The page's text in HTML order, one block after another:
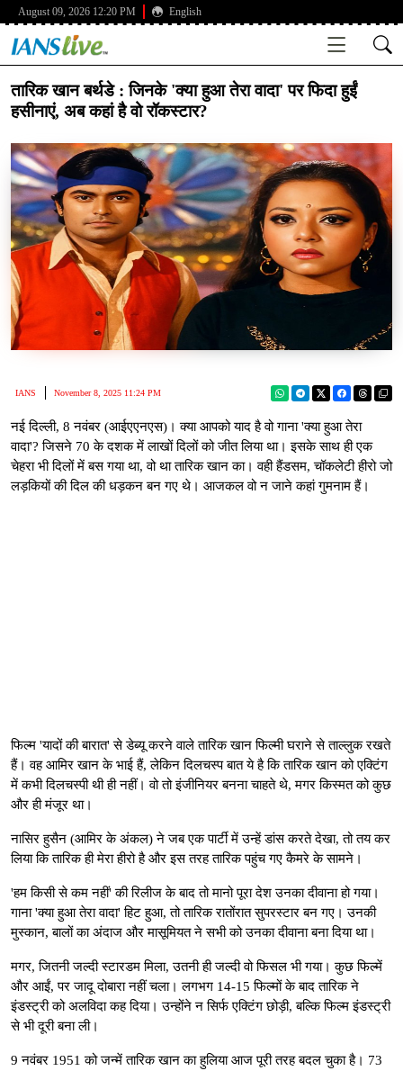
August 09, 2026 12:20 PM English
तारिक खान बर्थडे : जिनके 'क्या हुआ तेरा वादा' पर फिदा हुईं
हसीनाएं, अब कहां है वो रॉकस्टार?
IANS November 8, 2025 11:24 PM
नई दिल्ली, 8 नवंबर (आईएएनएस)। क्या आपको याद है वो गाना 'क्या हुआ तेरा
वादा'? जिसने 70 के दशक में लाखों दिलों को जीत लिया था। इसके साथ ही एक
चेहरा भी दिलों में बस गया था, वो था तारिक खान का। वही हैंडसम, चॉकलेटी हीरो जो
लड़कियों की दिल की धड़कन बन गए थे। आजकल वो न जाने कहां गुमनाम हैं।
फिल्म 'यादों की बारात' से डेब्यू करने वाले तारिक खान फिल्मी घराने से ताल्लुक रखते
हैं। वह आमिर खान के भाई हैं, लेकिन दिलचस्प बात ये है कि तारिक खान को एक्टिंग
में कभी दिलचस्पी थी ही नहीं। वो तो इंजीनियर बनना चाहते थे, मगर किस्मत को कुछ
और ही मंजूर था।
नासिर हुसैन (आमिर के अंकल) ने जब एक पार्टी में उन्हें डांस करते देखा, तो तय कर
लिया कि तारिक ही मेरा हीरो है और इस तरह तारिक पहुंच गए कैमरे के सामने।
'हम किसी से कम नहीं' की रिलीज के बाद तो मानो पूरा देश उनका दीवाना हो गया।
गाना 'क्या हुआ तेरा वादा' हिट हुआ, तो तारिक रातोंरात सुपरस्टार बन गए। उनकी
मुस्कान, बालों का अंदाज और मासूमियत ने सभी को उनका दीवाना बना दिया था।
मगर, जितनी जल्दी स्टारडम मिला, उतनी ही जल्दी वो फिसल भी गया। कुछ फिल्में
और आईं, पर जादू दोबारा नहीं चला। लगभग 14-15 फिल्मों के बाद तारिक ने
इंडस्ट्री को अलविदा कह दिया। उन्होंने न सिर्फ एक्टिंग छोड़ी, बल्कि फिल्म इंडस्ट्री
से भी दूरी बना ली।
9 नवंबर 1951 को जन्में तारिक खान का हुलिया आज पूरी तरह बदल चुका है। 73